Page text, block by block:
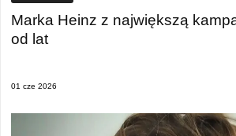
Marka Heinz z największą
od lat
01 cze 2026